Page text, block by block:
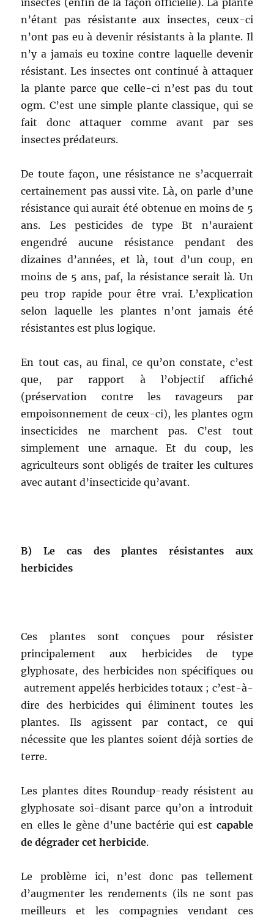
insectes (enfin de la façon officielle). La plante
n’étant pas résistante aux insectes, ceux-ci
n’ont pas eu à devenir résistants à la plante. Il
n’y a jamais eu toxine contre laquelle devenir
résistant. Les insectes ont continué à attaquer
la plante parce que celle-ci n’est pas du tout
ogm. C’est une simple plante classique, qui se
fait donc attaquer comme avant par ses
insectes prédateurs.
De toute façon, une résistance ne s’acquerrait
certainement pas aussi vite. Là, on parle d’une
résistance qui aurait été obtenue en moins de 5
ans. Les pesticides de type Bt n’auraient
engendré aucune résistance pendant des
dizaines d’années, et là, tout d’un coup, en
moins de 5 ans, paf, la résistance serait là. Un
peu trop rapide pour être vrai. L’explication
selon laquelle les plantes n’ont jamais été
résistantes est plus logique.
En tout cas, au final, ce qu’on constate, c’est
que, par rapport à l’objectif affiché
(préservation contre les ravageurs par
empoisonnement de ceux-ci), les plantes ogm
insecticides ne marchent pas. C’est tout
simplement une arnaque. Et du coup, les
agriculteurs sont obligés de traiter les cultures
avec autant d’insecticide qu’avant.
B) Le cas des plantes résistantes aux
herbicides
Ces plantes sont conçues pour résister
principalement aux herbicides de type
glyphosate, des herbicides non spécifiques ou
autrement appelés herbicides totaux ; c’est-à-
dire des herbicides qui éliminent toutes les
plantes. Ils agissent par contact, ce qui
nécessite que les plantes soient déjà sorties de
terre.
Les plantes dites Roundup-ready résistent au
glyphosate soi-disant parce qu’on a introduit
en elles le gène d’une bactérie qui est capable
de dégrader cet herbicide.
Le problème ici, n’est donc pas tellement
d’augmenter les rendements (ils ne sont pas
meilleurs et les compagnies vendant ces